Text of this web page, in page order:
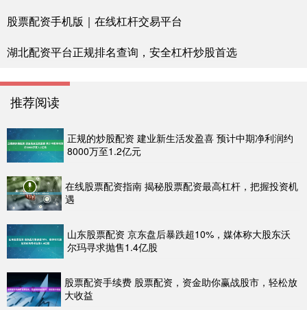
股票配资手机版｜在线杠杆交易平台
湖北配资平台正规排名查询，安全杠杆炒股首选
推荐阅读
正规的炒股配资 建业新生活发盈喜 预计中期净利润约
8000万至1.2亿元
在线股票配资指南 揭秘股票配资最高杠杆，把握投资机
遇
山东股票配资 京东盘后暴跌超10%，媒体称大股东沃
尔玛寻求抛售1.4亿股
股票配资手续费 股票配资，资金助你赢战股市，轻松放
大收益